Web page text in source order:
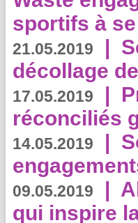
sportifs à
21.05.2019 |
décollage
17.05.2019 |
réconciliés
14.05.2019 |
09.05.2019 |
qui inspire